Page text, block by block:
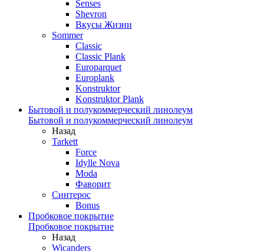
Senses
Shevron
Вкусы Жизни
Sommer
Classic
Classic Plank
Europarquet
Europlank
Konstruktor
Konstruktor Plank
Бытовой и полукоммерческий линолеум
Бытовой и полукоммерческий линолеум
Назад
Tarkett
Force
Idylle Nova
Moda
Фаворит
Синтерос
Bonus
Пробковое покрытие
Пробковое покрытие
Назад
Wicanders